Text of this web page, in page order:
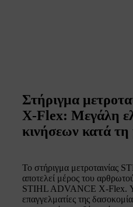
Στήριγμα
X-Flex: Μεγάλη
κινήσεων κατά
Το στήριγμα μετροταινίας
αποτελεί μέρος του
STIHL ADVANCE X-Flex.
επαγγελματίες της